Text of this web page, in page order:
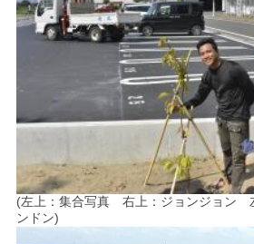
(左上：集合写真 右上：ジョンジョン
ンドン)